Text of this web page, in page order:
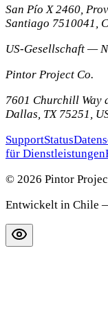
San Pío X 2460,
Santiago 7510041,
US-Gesellschaft —
Pintor Project Co.
7601 Churchill Way
Dallas, TX 75251,
SupportStatus
für Dienstleistungen
© 2026 Pintor
Entwickelt in Chile